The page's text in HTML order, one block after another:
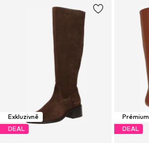
Exkluzivně
DEAL
Prémium
DEAL